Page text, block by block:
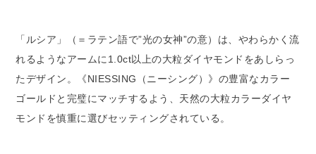
「ルシア」（＝ラテン語で”光の女神”の意）は、やわらかく流
れるようなアームに1.0ct以上の大粒ダイヤモンドをあしらっ
たデザイン。《NIESSING（ニーシング）》の豊富なカラー
ゴールドと完璧にマッチするよう、天然の大粒カラーダイヤ
モンドを慎重に選びセッティングされている。